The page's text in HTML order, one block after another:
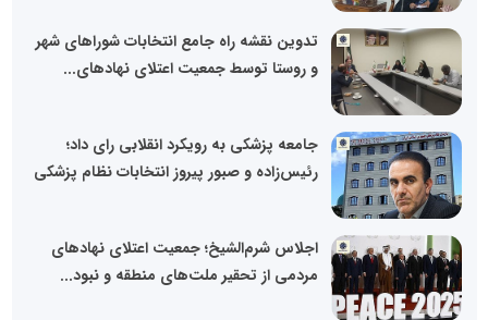
تدوین نقشه راه جامع انتخابات شوراهای شهر
و روستا توسط جمعیت اعتلای نهادهای...
جامعه پزشکی به رویکرد انقلابی رای داد؛
رئیس‌زاده و صبور پیروز انتخابات نظام پزشکی
اجلاس شرم‌الشیخ؛ جمعیت اعتلای نهادهای
مردمی از تحقیر ملت‌های منطقه و نبود...